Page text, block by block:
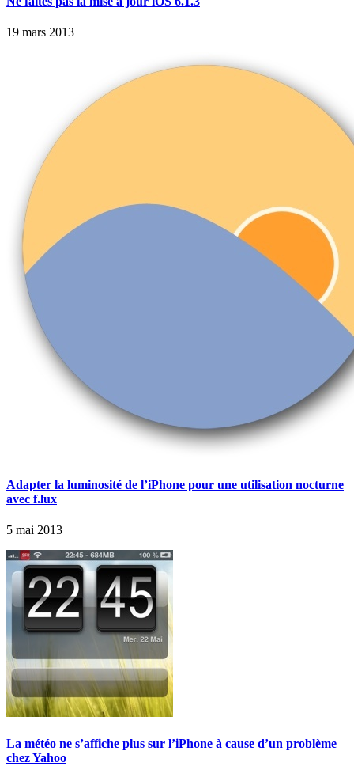
19 mars 2013
Adapter la luminosité de l’iPhone pour une utilisation nocturne
avec f.lux
5 mai 2013
La météo ne s’affiche plus sur l’iPhone à cause d’un problème
chez Yahoo